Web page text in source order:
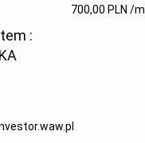
700,00 PLN /m
: